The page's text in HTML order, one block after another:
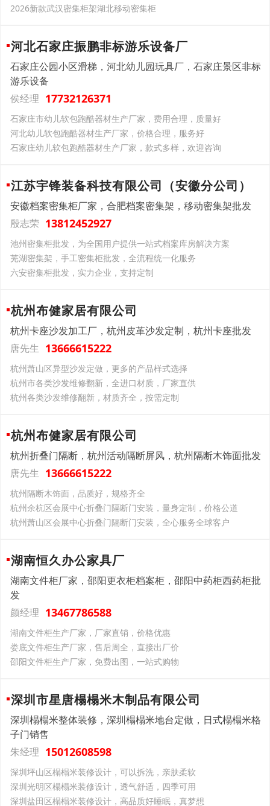
2026新款武汉密集柜架湖北移动密集柜
河北石家庄振鹏非标游乐设备厂
石家庄公园小区滑梯，河北幼儿园玩具厂，石家庄景区非标
游乐设备
侯经理 17732126371
石家庄市幼儿软包跑酷器材生产厂家，费用合理，质量好
河北幼儿软包跑酷器材生产厂家，价格合理，服务好
石家庄幼儿软包跑酷器材生产厂家，款式多样，欢迎咨询
江苏宇锋装备科技有限公司（安徽分公司）
安徽档案密集柜厂家，合肥档案密集架，移动密集架批发
殷志荣 13812452927
池州密集柜批发，为全国用户提供一站式档案库房解决方案
芜湖密集架，手工密集柜批发，全流程统一化服务
六安密集柜批发，实力企业，支持定制
杭州布健家居有限公司
杭州卡座沙发加工厂，杭州皮革沙发定制，杭州卡座批发
唐先生 13666615222
杭州萧山区异型沙发定做，更多的产品样式选择
杭州市各类沙发维修翻新，全进口材质，厂家直供
杭州各类沙发维修翻新，材质齐全，按需定制
杭州布健家居有限公司
杭州折叠门隔断，杭州活动隔断屏风，杭州隔断木饰面批发
唐先生 13666615222
杭州隔断木饰面，品质好，规格齐全
杭州余杭区会展中心折叠门隔断门安装，量身定制，价格公道
杭州萧山区会展中心折叠门隔断门安装，全心服务全球客户
湖南恒久办公家具厂
湖南文件柜厂家，邵阳更衣柜档案柜，邵阳中药柜西药柜批
发
颜经理 13467786588
湖南文件柜生产厂家，厂家直销，价格优惠
娄底文件柜生产厂家，售后周全，直接出厂价
邵阳文件柜生产厂家，免费出图，一站式购物
深圳市星唐榻榻米木制品有限公司
深圳榻榻米整体装修，深圳榻榻米地台定做，日式榻榻米格
子门销售
朱经理 15012608598
深圳坪山区榻榻米装修设计，可以拆洗，亲肤柔软
深圳光明区榻榻米装修设计，透气舒适，四季可用
深圳盐田区榻榻米装修设计，高品质好睡眠，真梦想